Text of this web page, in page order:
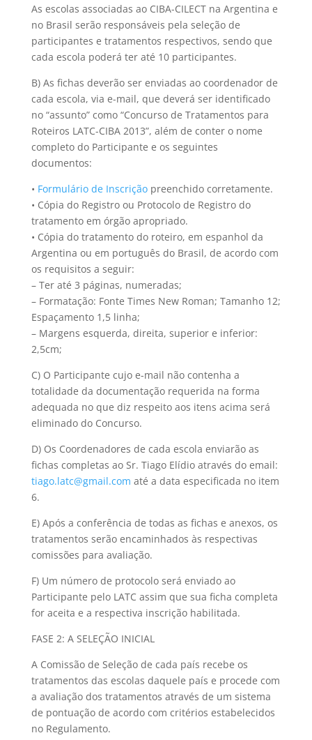
As escolas associadas ao CIBA-CILECT na Argentina e
no Brasil serão responsáveis pela seleção de
participantes e tratamentos respectivos, sendo que
cada escola poderá ter até 10 participantes.
B) As fichas deverão ser enviadas ao coordenador de
cada escola, via e-mail, que deverá ser identificado
no “assunto” como “Concurso de Tratamentos para
Roteiros LATC-CIBA 2013”, além de conter o nome
completo do Participante e os seguintes
documentos:
• Formulário de Inscriçãopreenchido corretamente.
• Cópia do Registro ou Protocolo de Registro do
tratamento em órgão apropriado.
• Cópia do tratamento do roteiro, em espanhol da
Argentina ou em português do Brasil, de acordo com
os requisitos a seguir:
– Ter até 3 páginas, numeradas;
– Formatação: Fonte Times New Roman; Tamanho 12;
Espaçamento 1,5 linha;
– Margens esquerda, direita, superior e inferior:
2,5cm;
C) O Participante cujo e-mail não contenha a
totalidade da documentação requerida na forma
adequada no que diz respeito aos itens acima será
eliminado do Concurso.
D) Os Coordenadores de cada escola enviarão as
fichas completas ao Sr. Tiago Elídio através do email:
tiago.latc@gmail.com até a data especificada no item
6.
E) Após a conferência de todas as fichas e anexos, os
tratamentos serão encaminhados às respectivas
comissões para avaliação.
F) Um número de protocolo será enviado ao
Participante pelo LATC assim que sua ficha completa
for aceita e a respectiva inscrição habilitada.
FASE 2: A SELEÇÃO INICIAL
A Comissão de Seleção de cada país recebe os
tratamentos das escolas daquele país e procede com
a avaliação dos tratamentos através de um sistema
de pontuação de acordo com critérios estabelecidos
no Regulamento.